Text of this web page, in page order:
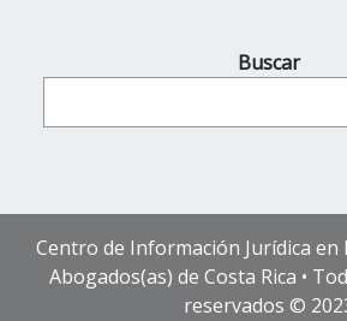
Buscar
Centro de Información Jurídica en
Abogados(as) de Costa Rica •
reservados ©